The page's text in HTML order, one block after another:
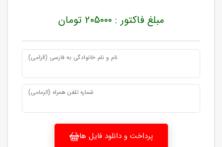
مبلغ فاکتور : 205000 تومان
نام و نام خانوادگی به فارسی (الزامی)
شماره تلفن همراه (الزمامی)
پرداخت و دانلود فایل ها